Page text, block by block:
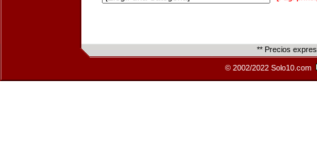
** Precios
© 2002/2022 Solo10.com